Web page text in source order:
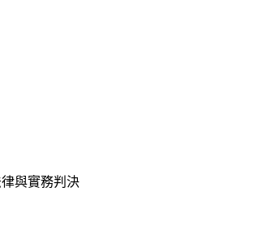
與實務判決